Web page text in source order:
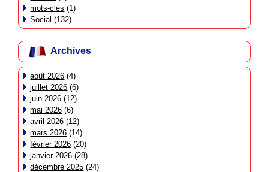
mots-clés (1)
Social (132)
Archives
août 2026 (4)
juillet 2026 (6)
juin 2026 (12)
mai 2026 (6)
avril 2026 (12)
mars 2026 (14)
février 2026 (20)
janvier 2026 (28)
décembre 2025 (24)